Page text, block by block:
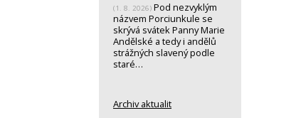
(1. 8. 2026) Pod nezvyklým
názvem Porciunkule se
skrývá svátek Panny Marie
Andělské a tedy i andělů
strážných slavený podle
staré…
Archiv aktualit